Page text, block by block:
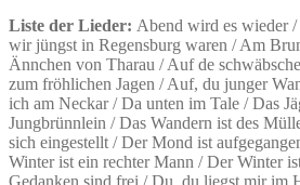
Liste der Lieder: Abend wird es wieder
wir jüngst in Regensburg waren / Am
Ännchen von Tharau / Auf de
zum fröhlichen Jagen / Auf, du junger
ich am Neckar / Da unten im Tale / Das
Jungbrünnlein / Das Wandern ist des
sich eingestellt / Der Mond ist
Winter ist ein rechter Mann / Der Winter
Gedanken sind frei / Du, du liegst mir im